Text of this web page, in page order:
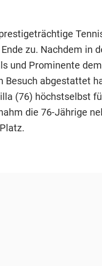
zu. Nachdem in
und Prominente
Besuch abgestattet
(76) höchstselbst
die 76-Jährige